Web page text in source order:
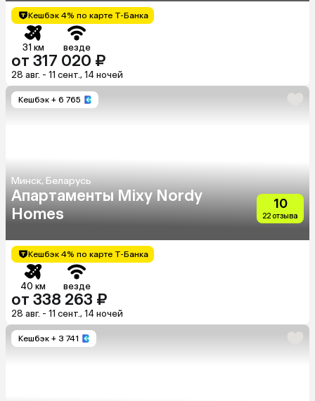
Кешбэк 4% по карте Т-Банка
31 км везде
от 317 020 ₽
28 авг. - 11 сент., 14 ночей
Кешбэк + 6 765
Минск, Беларусь
Апартаменты Mixy Nordy
Homes
10
22 отзыва
Кешбэк 4% по карте Т-Банка
40 км везде
от 338 263 ₽
28 авг. - 11 сент., 14 ночей
Кешбэк + 3 741